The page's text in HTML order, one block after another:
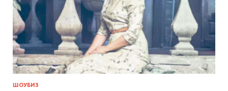
ШОУБИЗ